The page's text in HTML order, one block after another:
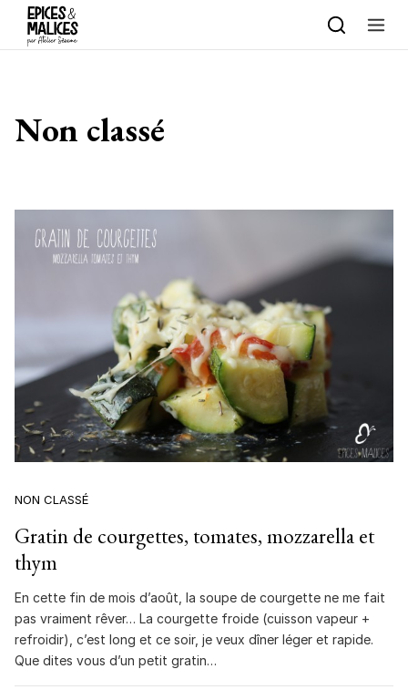
Skip to content
Non classé
NON CLASSÉ
Gratin de courgettes, tomates, mozzarella et
thym
En cette fin de mois d’août, la soupe de courgette ne me fait
pas vraiment rêver… La courgette froide (cuisson vapeur +
refroidir), c’est long et ce soir, je veux dîner léger et rapide.
Que dites vous d’un petit gratin…